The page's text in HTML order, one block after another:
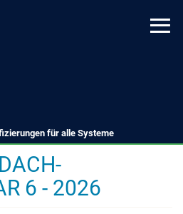
für alle Systeme
6 - 2026